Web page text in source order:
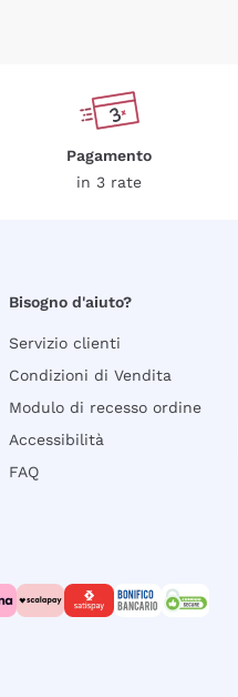
Pagamento
in 3 rate
Bisogno d'aiuto?
Servizio clienti
Condizioni di Vendita
Modulo di recesso ordine
Accessibilità
FAQ